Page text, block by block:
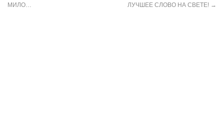
МИЛО…
ЛУЧШЕЕ СЛОВО НА СВЕТЕ! →